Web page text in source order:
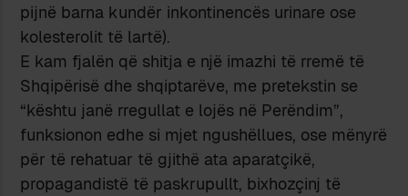
pijnë barna kundër inkontinencës urinare ose
kolesterolit të lartë).
E kam fjalën që shitja e një imazhi të rremë të
Shqipërisë dhe shqiptarëve, me pretekstin se
“kështu janë rregullat e lojës në Perëndim”,
funksionon edhe si mjet ngushëllues, ose mënyrë
për të rehatuar të gjithë ata aparatçikë,
propagandistë të paskrupullt, bixhozçinj të